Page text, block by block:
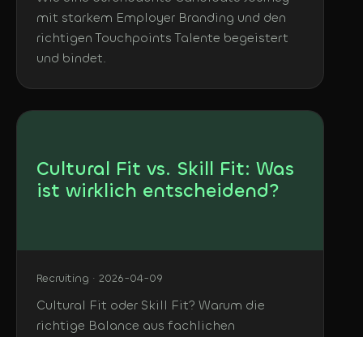
mit starkem Employer Branding und den
richtigen Touchpoints Talente begeistert
und bindet.
Cultural Fit vs. Skill Fit: Was
ist wirklich entscheidend?
Recruiting · 2026-04-09
Cultural Fit oder Skill Fit? Warum die
richtige Balance aus fachlichen